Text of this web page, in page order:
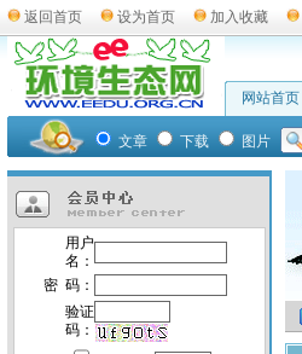
返回首页 设为首页 加入收藏
网站首页
文章 下载 图片